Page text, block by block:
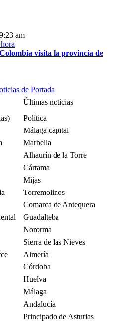
am
visita la provincia de
de Portada
Últimas noticias
Política
Málaga capital
Marbella
Alhaurín de la Torre
Cártama
Mijas
Torremolinos
Comarca de Antequera
Guadalteba
Nororma
Sierra de las Nieves
Almería
Córdoba
Huelva
Málaga
Andalucía
Principado de Asturias